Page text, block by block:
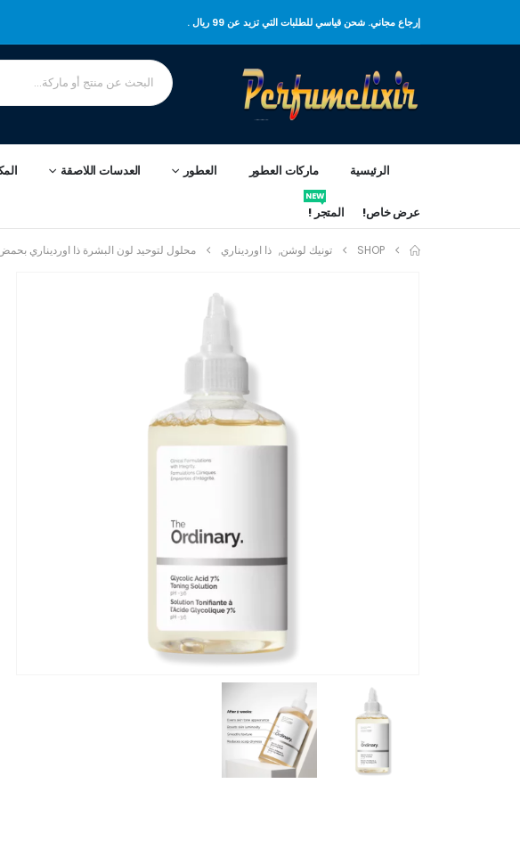
إرجاع مجاني. شحن قياسي للطلبات التي تزيد عن 99 ريال .
الرئيسية ماركات العطور العطور العدسات اللاصقة
عرض خاص! المتجر !
NEW
SHOP تونيك لوشن, ذا اورديناري محلول لتوحيد لون البشرة ذا اورديناري بحمض